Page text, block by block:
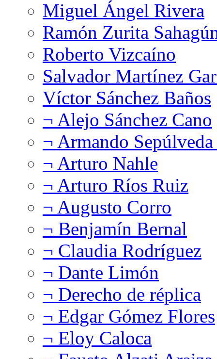
Miguel Ángel Rivera
Ramón Zurita
Roberto Vizcaíno
Salvador Martínez
Víctor Sánchez Baños
¬ Alejo Sánchez Cano
¬ Armando
¬ Arturo Nahle
¬ Arturo Ríos Ruiz
¬ Augusto Corro
¬ Benjamín Bernal
¬ Claudia Rodríguez
¬ Dante Limón
¬ Derecho de réplica
¬ Edgar Gómez Flores
¬ Eloy Caloca